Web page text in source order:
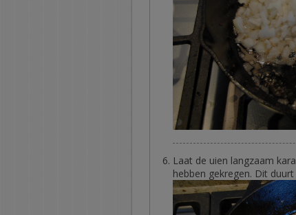
Laat de uien langzaam
hebben gekregen. Dit